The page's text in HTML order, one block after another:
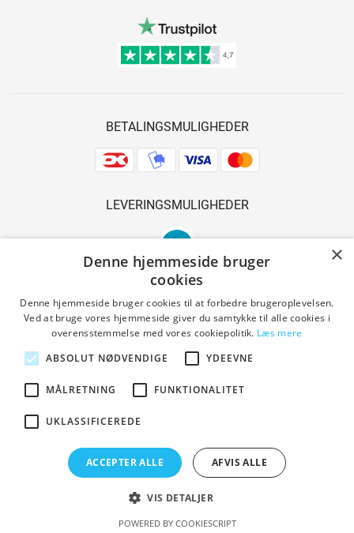
BETALINGSMULIGHEDER
LEVERINGSMULIGHEDER
SIKKER SHOPPING
Handelsbetingelser
Copyright © 2023 Den Gl. Smedie. All Rights Reserved.
Designed by PrestaShoppen
×
Denne hjemmeside bruger
cookies
Denne hjemmeside bruger cookies til at forbedre brugeroplevelsen.
Ved at bruge vores hjemmeside giver du samtykke til alle cookies i
overensstemmelse med vores cookiepolitik. Læs mere
ABSOLUT NØDVENDIGE
YDEEVNE
MÅLRETNING FUNKTIONALITET
UKLASSIFICEREDE
ACCEPTER ALLE AFVIS ALLE
VIS DETALJER
POWERED BY COOKIESCRIPT